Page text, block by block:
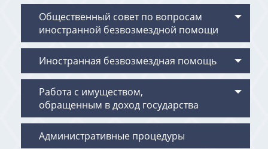
Общественный совет по вопросам
иностранной безвозмездной помощи
Иностранная безвозмездная помощь
Работа с имуществом,
обращенным в доход государства
Административные процедуры